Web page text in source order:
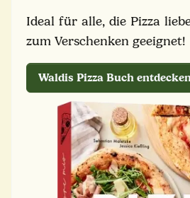
Ideal für alle, die Pizza
zum Verschenken geeignet!
Waldis Pizza Buch entdecken